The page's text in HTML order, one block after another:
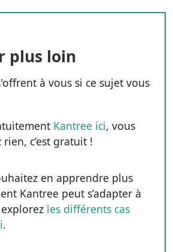
plus loin
à vous si ce sujet vous
Kantree ici, vous
c’est gratuit !
en apprendre plus
Kantree peut s’adapter à
les différents cas
.